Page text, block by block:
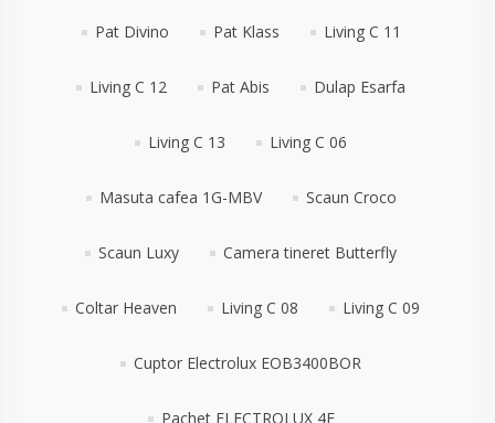
Pat Divino Pat Klass Living C 11
Living C 12 Pat Abis Dulap Esarfa
Living C 13 Living C 06
Masuta cafea 1G-MBV Scaun Croco
Scaun Luxy Camera tineret Butterfly
Coltar Heaven Living C 08 Living C 09
Cuptor Electrolux EOB3400BOR
Pachet ELECTROLUX 4E